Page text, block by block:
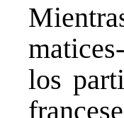
los